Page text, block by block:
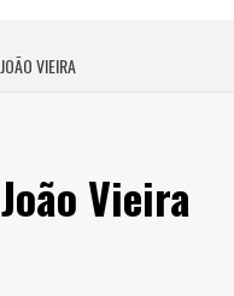
VIEIRA
Vieira